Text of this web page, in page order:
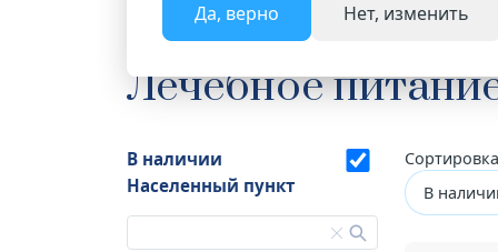
Да, верно Нет, изменить
Главная Каталог Здоровое питание
Лечебное
В наличии
Населенный пункт
В